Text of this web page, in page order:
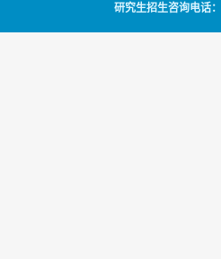
研究生招生咨询电话：